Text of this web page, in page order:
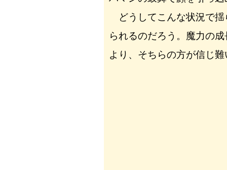
どうしてこんな状況で揺
られるのだろう。魔力の
より、そちらの方が信じ難